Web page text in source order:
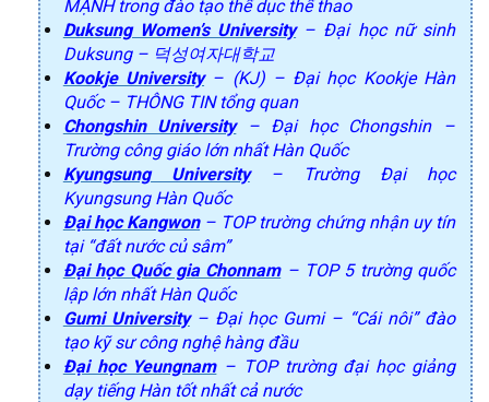
MẠNH trong đào tạo thể dục thể thao
Duksung Women’s University– Đại học nữ sinh
Duksung – 덕성여자대학교
Kookje University– (KJ) – Đại học Kookje Hàn
Quốc – THÔNG TIN tổng quan
Chongshin University– Đại học Chongshin –
Trường công giáo lớn nhất Hàn Quốc
Kyungsung University– Trường Đại học
Kyungsung Hàn Quốc
Đại học Kangwon– TOP trường chứng nhận uy tín
tại “đất nước củ sâm”
Đại học Quốc gia Chonnam– TOP 5 trường quốc
lập lớn nhất Hàn Quốc
Gumi University– Đại học Gumi – “Cái nôi” đào
tạo kỹ sư công nghệ hàng đầu
Đại học Yeungnam– TOP trường đại học giảng
dạy tiếng Hàn tốt nhất cả nước